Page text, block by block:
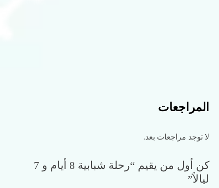
المراجعات
لا توجد مراجعات بعد.
كن أول من يقيم “رحلة شبابية 8 أيام و 7
ليالاً”